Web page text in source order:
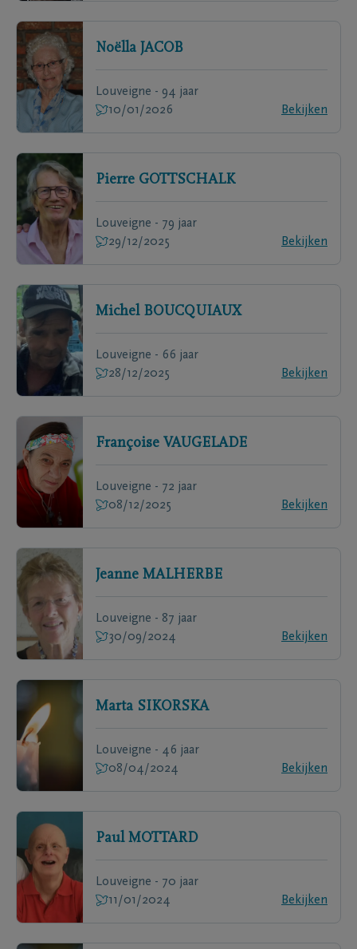
Noëlla JACOB
Louveigne - 94 jaar
10/01/2026
Bekijken
Pierre GOTTSCHALK
Louveigne - 79 jaar
29/12/2025
Bekijken
Michel BOUCQUIAUX
Louveigne - 66 jaar
28/12/2025
Bekijken
Françoise VAUGELADE
Louveigne - 72 jaar
08/12/2025
Bekijken
Jeanne MALHERBE
Louveigne - 87 jaar
30/09/2024
Bekijken
Marta SIKORSKA
Louveigne - 46 jaar
08/04/2024
Bekijken
Paul MOTTARD
Louveigne - 70 jaar
11/01/2024
Bekijken